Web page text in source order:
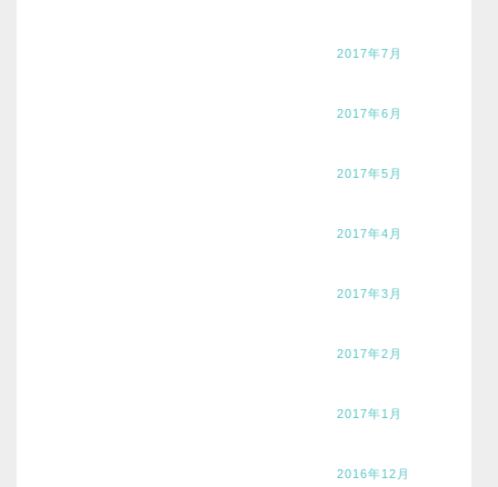
2017年7月
2017年6月
2017年5月
2017年4月
2017年3月
2017年2月
2017年1月
2016年12月